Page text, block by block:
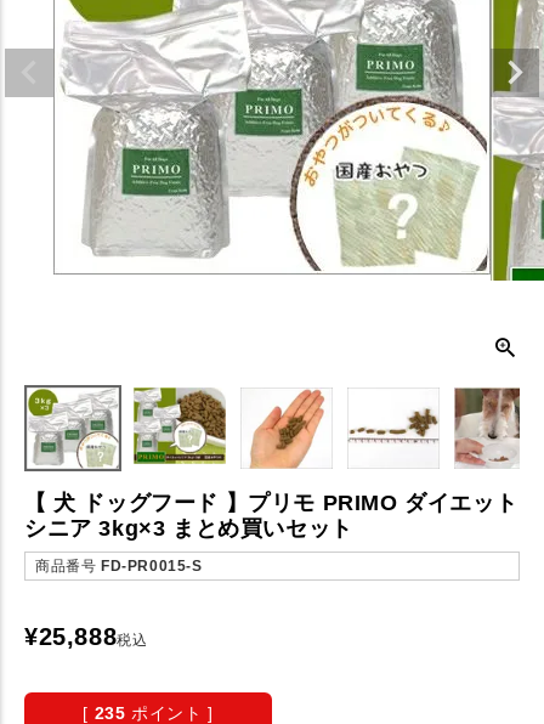
【 犬 ドッグフード 】プリモ PRIMO ダイエット
シニア 3kg×3 まとめ買いセット
商品番号 FD-PR0015-S
¥25,888税込
[ 235 ポイント ]